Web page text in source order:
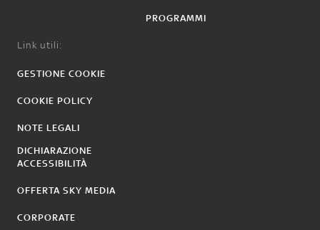
PROGRAMMI
Link utili:
GESTIONE COOKIE
COOKIE POLICY
NOTE LEGALI
DICHIARAZIONE
ACCESSIBILITÀ
OFFERTA SKY MEDIA
CORPORATE